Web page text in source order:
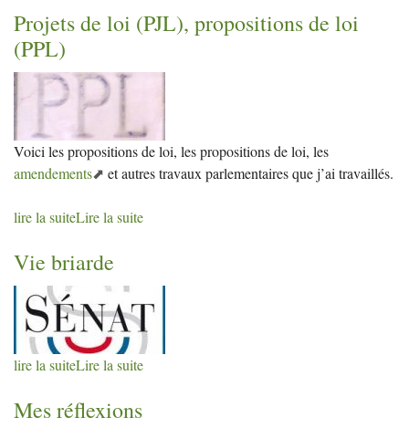
Projets de loi (PJL), propositions de loi
(PPL)
Voici les propositions de loi, les propositions de loi, les
amendements
et autres travaux parlementaires que j’ai travaillés.
lire la suiteLire la suite
Vie briarde
lire la suiteLire la suite
Mes réflexions